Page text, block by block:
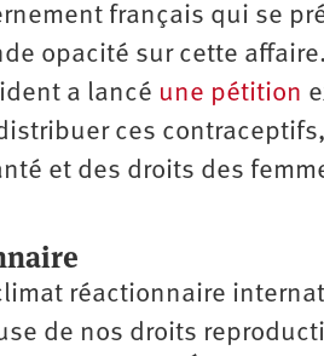
français qui se
opacité sur cette
a lancé une pétition
ces
et des droits des
réactionnaire
de nos droits